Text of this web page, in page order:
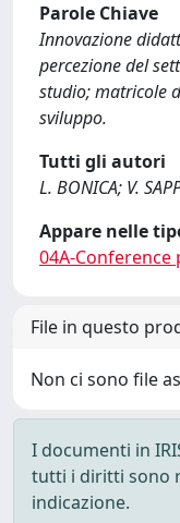
Parole Chiave
Innovazione
percezione del
studio; matricole
sviluppo.
Tutti gli autori
L. BONICA; V.
Appare nelle
04A-
File in questo
Non ci sono file
I documenti in
tutti i diritti sono
indicazione.